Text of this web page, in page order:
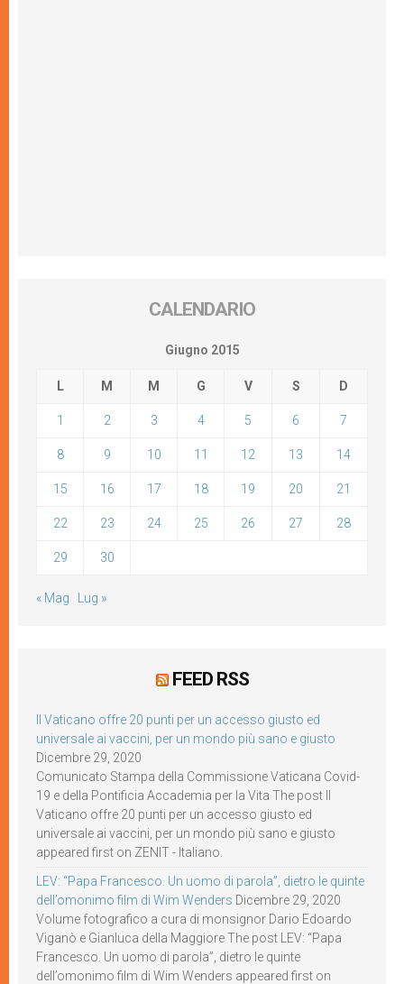
CALENDARIO
Giugno 2015
L M M G V S D
1 2 3 4 5 6 7
8 9 10 11 12 13 14
15 16 17 18 19 20 21
22 23 24 25 26 27 28
29 30
« Mag Lug »
FEED RSS
Il Vaticano offre 20 punti per un accesso giusto ed
universale ai vaccini, per un mondo più sano e giusto
Dicembre 29, 2020
Comunicato Stampa della Commissione Vaticana Covid-
19 e della Pontificia Accademia per la Vita The post Il
Vaticano offre 20 punti per un accesso giusto ed
universale ai vaccini, per un mondo più sano e giusto
appeared first on ZENIT - Italiano.
LEV: “Papa Francesco. Un uomo di parola”, dietro le quinte
dell’omonimo film di Wim Wenders Dicembre 29, 2020
Volume fotografico a cura di monsignor Dario Edoardo
Viganò e Gianluca della Maggiore The post LEV: “Papa
Francesco. Un uomo di parola”, dietro le quinte
dell’omonimo film di Wim Wenders appeared first on